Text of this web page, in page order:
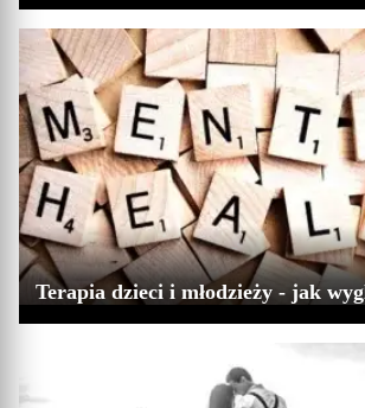
Terapia dzieci i młodzieży - jak